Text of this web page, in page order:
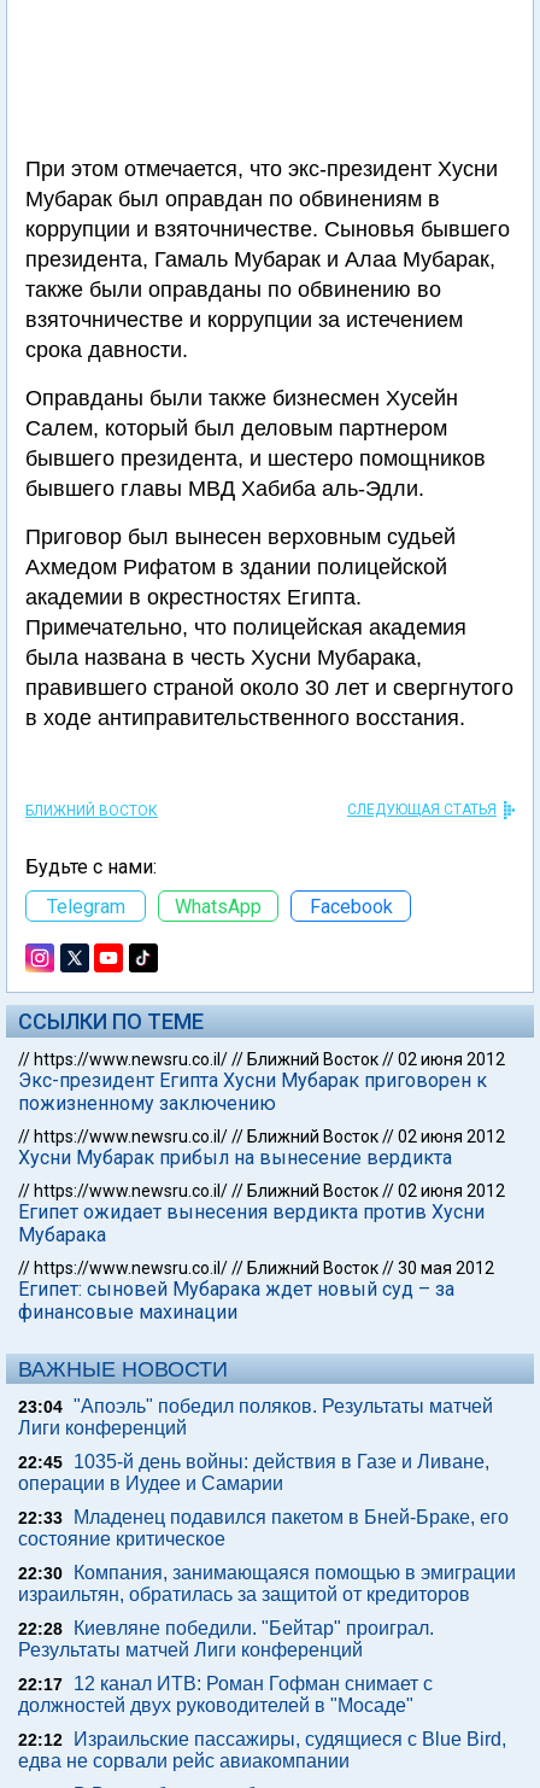
При этом отмечается, что экс-президент Хусни
Мубарак был оправдан по обвинениям в
коррупции и взяточничестве. Сыновья бывшего
президента, Гамаль Мубарак и Алаа Мубарак,
также были оправданы по обвинению во
взяточничестве и коррупции за истечением
срока давности.
Оправданы были также бизнесмен Хусейн
Салем, который был деловым партнером
бывшего президента, и шестеро помощников
бывшего главы МВД Хабиба аль-Эдли.
Приговор был вынесен верховным судьей
Ахмедом Рифатом в здании полицейской
академии в окрестностях Египта.
Примечательно, что полицейская академия
была названа в честь Хусни Мубарака,
правившего страной около 30 лет и свергнутого
в ходе антиправительственного восстания.
БЛИЖНИЙ ВОСТОК СЛЕДУЮЩАЯ СТАТЬЯ
Будьте с нами:
Telegram
WhatsApp Facebook
ССЫЛКИ ПО ТЕМЕ
// https://www.newsru.co.il/// Ближний Восток//02 июня 2012
Экс-президент Египта Хусни Мубарак приговорен к
пожизненному заключению
// https://www.newsru.co.il/// Ближний Восток//02 июня 2012
Хусни Мубарак прибыл на вынесение вердикта
// https://www.newsru.co.il/// Ближний Восток//02 июня 2012
Египет ожидает вынесения вердикта против Хусни
Мубарака
// https://www.newsru.co.il/// Ближний Восток//30 мая 2012
Египет: сыновей Мубарака ждет новый суд – за
финансовые махинации
ВАЖНЫЕ НОВОСТИ
23:04 "Апоэль" победил поляков. Результаты матчей
Лиги конференций
22:45
1035-й день войны: действия в Газе и Ливане,
операции в Иудее и Самарии
22:33
Младенец подавился пакетом в Бней-Браке, его
состояние критическое
22:30
Компания, занимающаяся помощью в эмиграции
израильтян, обратилась за защитой от кредиторов
22:28
Киевляне победили. "Бейтар" проиграл.
Результаты матчей Лиги конференций
22:17
12 канал ИТВ: Роман Гофман снимает с
должностей двух руководителей в "Мосаде"
22:12
Израильские пассажиры, судящиеся с Blue Bird,
едва не сорвали рейс авиакомпании